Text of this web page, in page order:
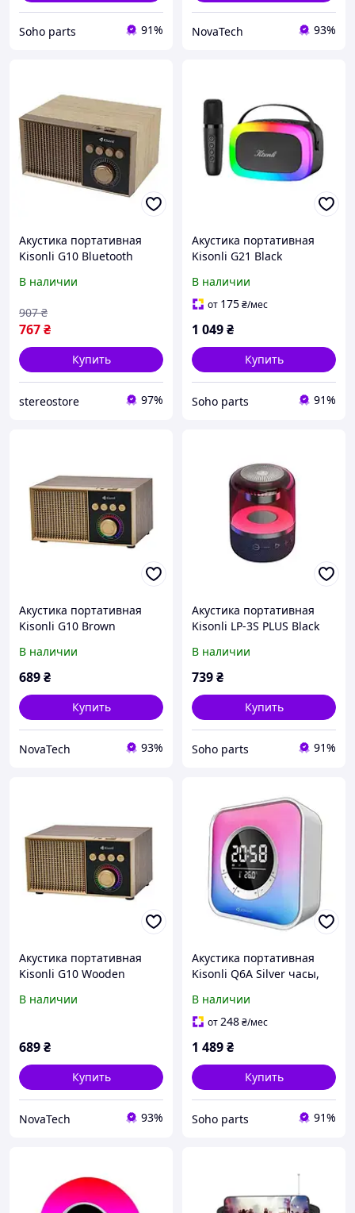
Soho parts 91% NovaTech 93%
Акустика портативная
Kisonli G10 Bluetooth
В наличии
767₴
907 ₴
Купить
stereostore 97%
Акустика портативная
Kisonli G21 Black
В наличии
от 175₴/мес
1 049₴
Купить
Soho parts 91%
Акустика портативная
Kisonli G10 Brown
В наличии
689₴
Купить
NovaTech 93%
Акустика портативная
Kisonli LP-3S PLUS Black
В наличии
739₴
Купить
Soho parts 91%
Акустика портативная
Kisonli G10 Wooden
В наличии
689₴
Купить
NovaTech 93%
Акустика портативная
Kisonli Q6A Silver часы,
В наличии
от248₴/мес
1 489₴
Купить
Soho parts 91%